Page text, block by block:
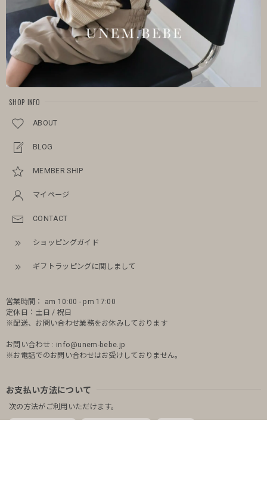
SHOP INFO
ABOUT
BLOG
MEMBER SHIP
マイページ
CONTACT
ショッピングガイド
ギフトラッピングに関しまして
営業時間： am 10:00 - pm 17:00
定休日：土日 / 祝日
※配送、お問い合わせ業務をお休みしております
お問い合わせ : info@unem-bebe.jp
※お電話でのお問い合わせはお受けしておりません。
お支払い方法について
次の方法がご利用いただけます。